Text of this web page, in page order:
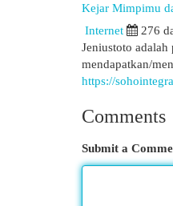
Kejar Mimpimu
Internet 276
Jeniustoto
mendapatkan/
https://
Comments
Submit a